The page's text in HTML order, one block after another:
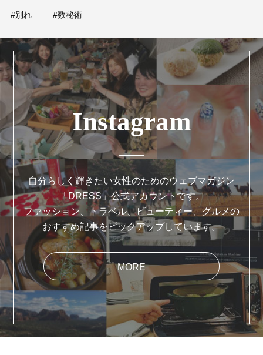
#別れ #数秘術
Instagram
自分らしく輝きたい女性のためのウェブマガジン
「DRESS」公式アカウントです。
ファッション、トラベル、ビューティー、グルメの
おすすめ記事をピックアップしています。
MORE